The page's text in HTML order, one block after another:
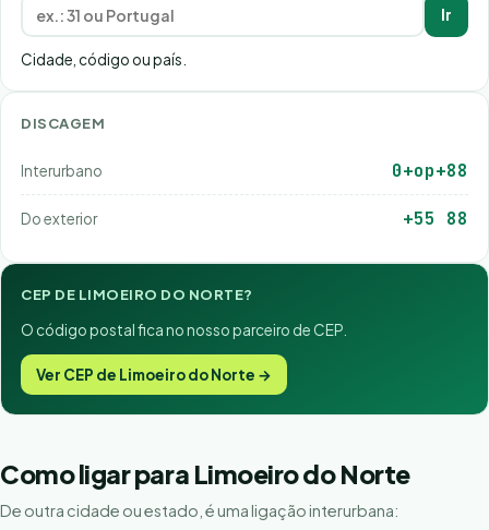
Ir
Cidade, código ou país.
DISCAGEM
Interurbano 0+op+88
Do exterior +55 88
CEP DE LIMOEIRO DO NORTE?
O código postal fica no nosso parceiro de CEP.
Ver CEP de Limoeiro do Norte →
Como ligar para Limoeiro do Norte
De outra cidade ou estado, é uma ligação interurbana: